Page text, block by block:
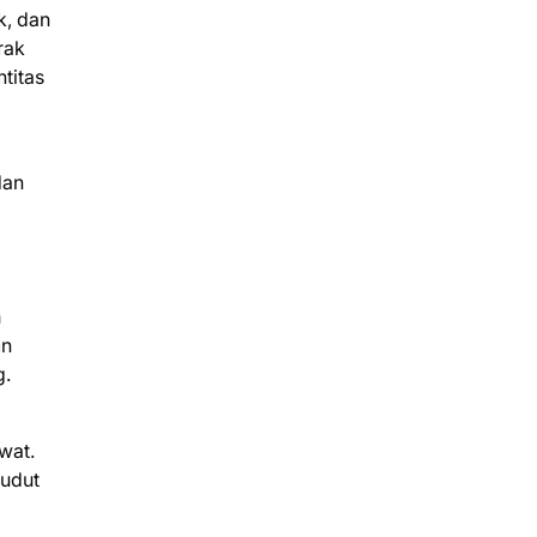
dan